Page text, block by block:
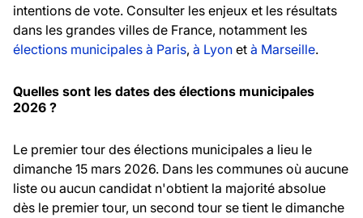
intentions de vote. Consulter les enjeux et les résultats
dans les grandes villes de France, notamment les
élections municipales à Paris, à Lyon et à Marseille.
Quelles sont les dates des élections municipales
2026 ?
Le premier tour des élections municipales a lieu le
dimanche 15 mars 2026. Dans les communes où aucune
liste ou aucun candidat n'obtient la majorité absolue
dès le premier tour, un second tour se tient le dimanche